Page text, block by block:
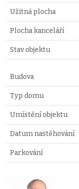
Užitná plocha
Plocha kanceláří
Stav objektu
Budova
Typ domu
Umístění objektu
Datum nastěhování
Parkování